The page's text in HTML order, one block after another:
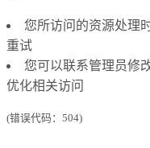
您所访问的资源处理
重试
您可以联系管理员修
优化相关访问
(错误代码：504)